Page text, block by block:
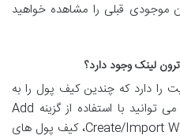
موجودی قبلی را مشاهده خواهید
لینک وجود دارد؟
را دارد که چندین کیف پول را به
صورت همزمان مدیریت کنید. شما می توانید با استفاده از گزینه Add
Wallet (افزودن کیف پول) یا Create/Import Wallet، کیف پول های